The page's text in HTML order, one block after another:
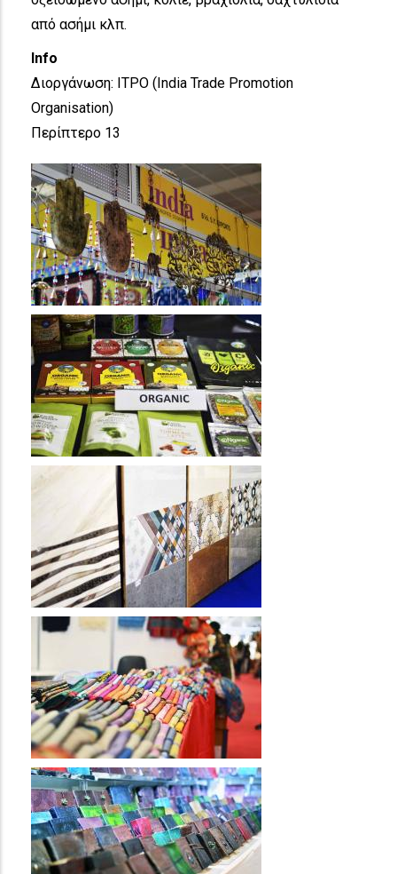
από ασήμι κλπ.
Info
Διοργάνωση: ITPO (India Trade Promotion
Organisation)
Περίπτερο 13